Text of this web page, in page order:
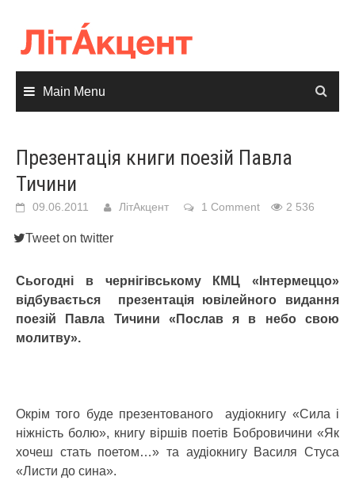
content
Main Menu
Презентація книги поезій Павла
Тичини
09.06.2011 ЛітАкцент 1 Comment 2 536
Tweet on twitter
Сьогодні в чернігівському КМЦ «Інтермеццо»
відбувається презентація ювілейного видання
поезій Павла Тичини «Послав я в небо свою
молитву».
Окрім того буде презентованого аудіокнигу «Сила і
ніжність болю», книгу віршів поетів Бобровичини «Як
хочеш стать поетом…» та аудіокнигу Василя Стуса
«Листи до сина».